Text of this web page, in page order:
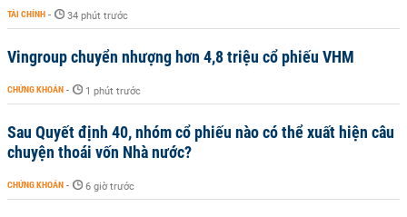
TÀI CHÍNH - 34 phút trước
Vingroup chuyển nhượng hơn 4,8 triệu cổ phiếu VHM
CHỨNG KHOÁN - 1 phút trước
Sau Quyết định 40, nhóm cổ phiếu nào có thể xuất hiện câu
chuyện thoái vốn Nhà nước?
CHỨNG KHOÁN - 6 giờ trước